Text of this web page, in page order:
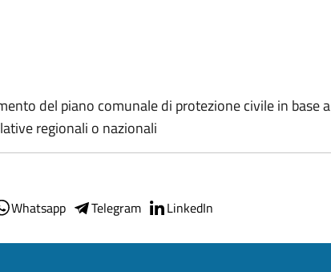
del piano comunale di protezione civile in base a
regionali o nazionali
Whatsapp Telegram LinkedIn